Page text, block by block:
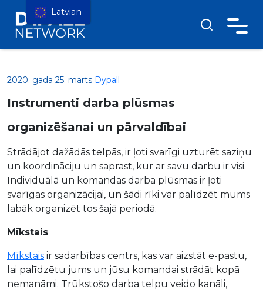
2020. gada 25. marts Dypall
Instrumenti darba plūsmas
organizēšanai un pārvaldībai
Strādājot dažādās telpās, ir ļoti svarīgi uzturēt saziņu
un koordināciju un saprast, kur ar savu darbu ir visi.
Individuālā un komandas darba plūsmas ir ļoti
svarīgas organizācijai, un šādi rīki var palīdzēt mums
labāk organizēt tos šajā periodā.
Mīkstais
Mīkstais ir sadarbības centrs, kas var aizstāt e-pastu,
lai palīdzētu jums un jūsu komandai strādāt kopā
nemanāmi. Trūkstošo darba telpu veido kanāli,
Latvian